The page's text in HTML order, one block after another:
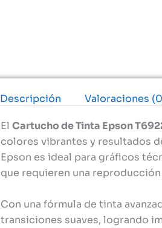
Descripción Valoraciones
El Cartucho de Tinta Epson
colores vibrantes y resultados
Epson es ideal para gráficos
que requieren una
Con una fórmula de tinta
transiciones suaves, logrando